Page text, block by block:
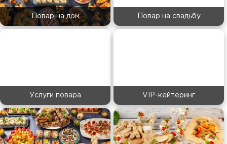
Повар на дом Повар на свадьбу
Услуги повара VIP-кейтеринг